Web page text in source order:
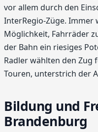
vor allem durch den
InterRegio-Züge. Immer
Möglichkeit, Fahrräder
der Bahn ein riesiges
Radler wählten den Zug
Touren, unterstrich der
Bildung und
Brandenburg